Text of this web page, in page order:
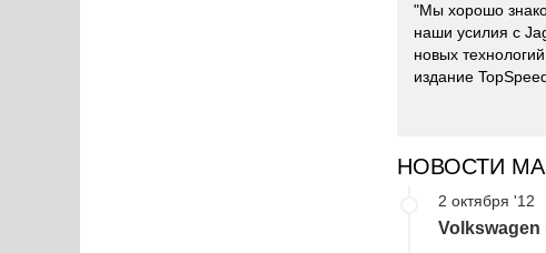
"Мы хорошо
наши усилия с
новых
издание
НОВОСТИ
2 октября '12